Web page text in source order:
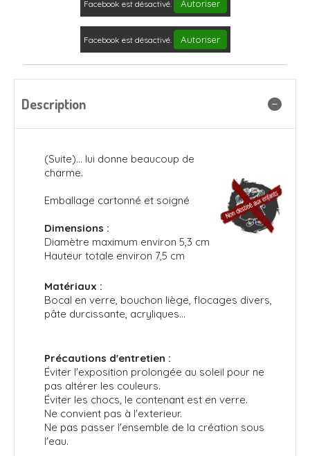
Facebook est désactivé. Autoriser
Facebook est désactivé. Autoriser
Description
(Suite)... lui donne beaucoup de
charme.
Emballage cartonné et soigné
Dimensions :
Diamètre maximum environ 5,3 cm
Hauteur totale environ 7,5 cm
Matériaux :
Bocal en verre, bouchon liège, flocages divers,
pâte durcissante, acryliques...
Précautions d'entretien :
Éviter l'exposition prolongée au soleil pour ne
pas altérer les couleurs.
Éviter les chocs, le contenant est en verre.
Ne convient pas à l'exterieur.
Ne pas passer l'ensemble de la création sous
l'eau.